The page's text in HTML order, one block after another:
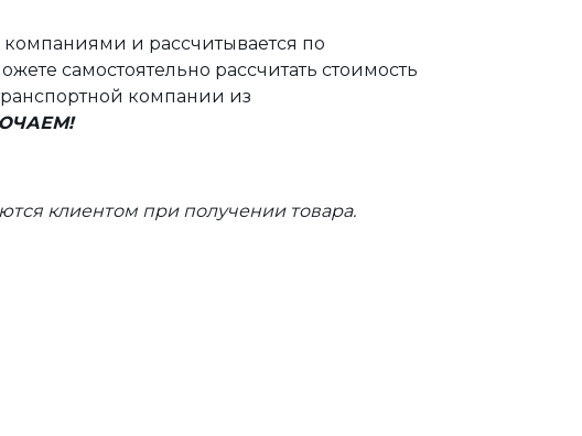
и рассчитывается по
самостоятельно рассчитать стоимость
компании из
клиентом при получении товара.